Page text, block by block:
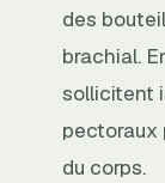
des
brachial.
sollicitent
pectoraux
du corps.